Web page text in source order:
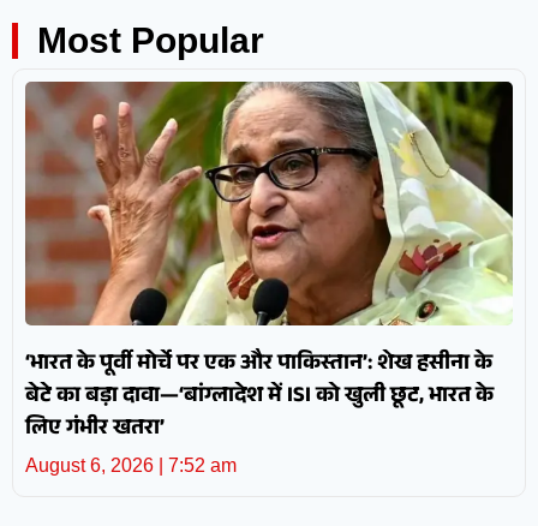
Most Popular
‘भारत के पूर्वी मोर्चे पर एक और पाकिस्तान’: शेख हसीना के
बेटे का बड़ा दावा—‘बांग्लादेश में ISI को खुली छूट, भारत के
लिए गंभीर खतरा’
August 6, 2026 7:52 am